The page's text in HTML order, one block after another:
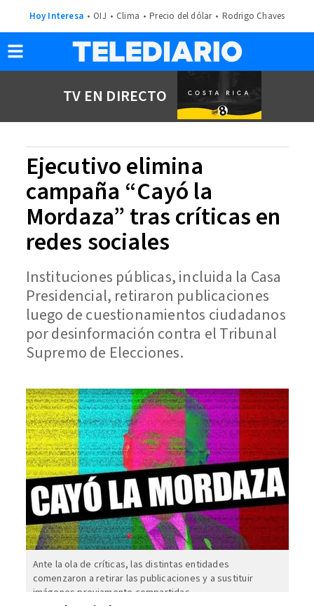
Hoy Interesa OIJ Clima Precio del dólar Rodrigo Chaves
TV EN DIRECTO
Ejecutivo elimina
campaña “Cayó la
Mordaza” tras críticas en
redes sociales
Instituciones públicas, incluida la Casa
Presidencial, retiraron publicaciones
luego de cuestionamientos ciudadanos
por desinformación contra el Tribunal
Supremo de Elecciones.
Ante la ola de críticas, las distintas entidades
comenzaron a retirar las publicaciones y a sustituir
imágenes previamente compartidas.